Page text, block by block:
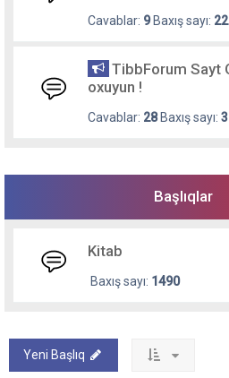
Cavablar: 9Baxış sayı:
TibbForum Sayt
oxuyun !
Cavablar: 28Baxış sayı:
Başlıqlar
Kitab
Baxış sayı: 1490
Yeni Başlıq